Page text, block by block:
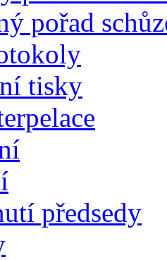
pořad
tisky
předsedy